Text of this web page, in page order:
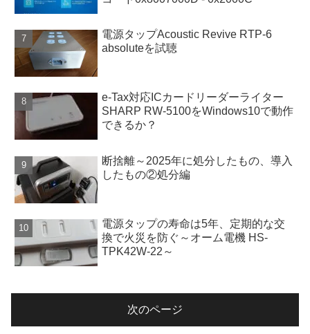
電源タップAcoustic Revive RTP-6
absoluteを試聴
e-Tax対応ICカードリーダーライター
SHARP RW-5100をWindows10で動作
できるか？
断捨離～2025年に処分したもの、導入
したもの②処分編
電源タップの寿命は5年、定期的な交
換で火災を防ぐ～オーム電機 HS-
TPK42W-22～
次のページ